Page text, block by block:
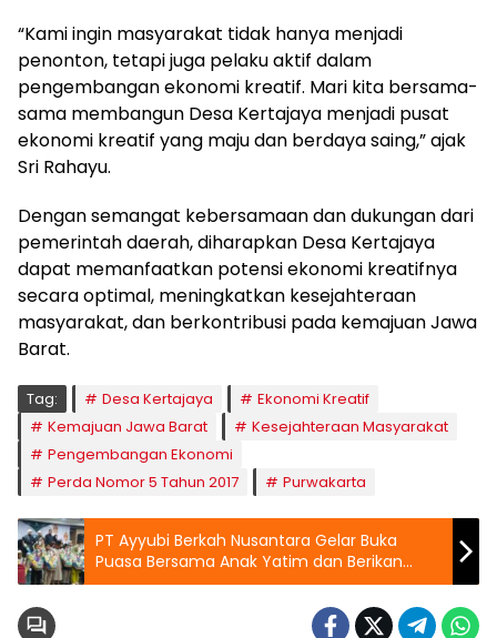
“Kami ingin masyarakat tidak hanya menjadi
penonton, tetapi juga pelaku aktif dalam
pengembangan ekonomi kreatif. Mari kita bersama-
sama membangun Desa Kertajaya menjadi pusat
ekonomi kreatif yang maju dan berdaya saing,” ajak
Sri Rahayu.
Dengan semangat kebersamaan dan dukungan dari
pemerintah daerah, diharapkan Desa Kertajaya
dapat memanfaatkan potensi ekonomi kreatifnya
secara optimal, meningkatkan kesejahteraan
masyarakat, dan berkontribusi pada kemajuan Jawa
Barat.
Tag: Desa Kertajaya
Ekonomi Kreatif
Kemajuan Jawa Barat
Kesejahteraan Masyarakat
Pengembangan Ekonomi
Perda Nomor 5 Tahun 2017
Purwakarta
PT Ayyubi Berkah Nusantara Gelar Buka
Puasa Bersama Anak Yatim dan Berikan
Santunan Hingga Doorprize Umroh